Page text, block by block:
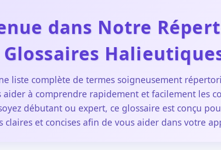
dans Notre
Glossaires
liste complète de termes soigneusement
aider à comprendre rapidement et facilement les
débutant ou expert, ce glossaire est conçu
claires et concises afin de vous aider dans votre